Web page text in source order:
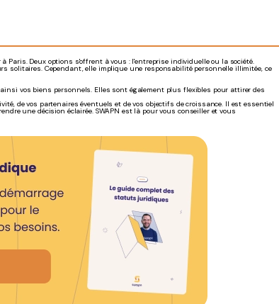
Deux options s'offrent à vous : l'entreprise individuelle ou la société.
solitaires. Cependant, elle implique une responsabilité personnelle illimitée, ce
vos biens personnels. Elles sont également plus flexibles pour attirer des
de vos partenaires éventuels et de vos objectifs de croissance. Il est essentiel
une décision éclairée. SWAPN est là pour vous conseiller et vous